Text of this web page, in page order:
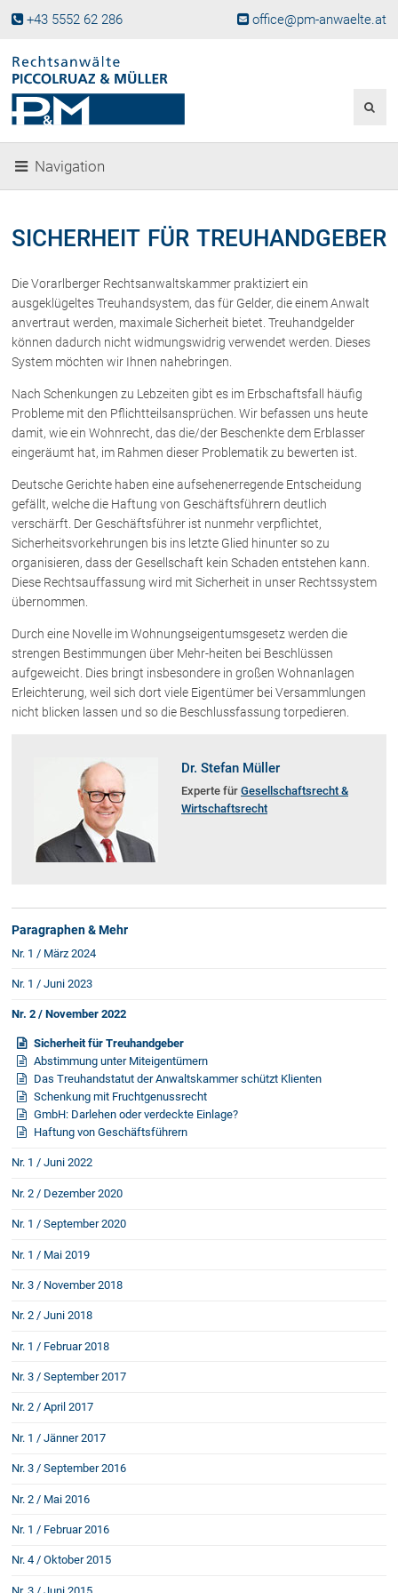
+43 5552 62 286 office@pm-anwaelte.at
Fachgebiete
Gesellschaftsgründung &
Beteiligungen
Gewerberecht, Betriebsanlagenrecht
Immobilienrecht, Bauträgerrecht
Erbrecht
Familienrecht und Scheidungen
Prozessführung und
Schiedsgerichtsbarkeit
Über uns
Kanzleiteam
Netzwerk
Download
Die Österreichischen Rechtsanwälte
Dr. Stefan Müller
Dr. Petra Piccolruaz
Mag. Patrick Piccolruaz
Dr. Roland Piccolruaz †
Rechtsnews
Paragraphen & Mehr
Medien
Vorarlberg Online
NOVUM
Fachliteratur
FAQ
Unternehmensnachfolge in der
Familie
Wichtige Vertragsklauseln bei Kauf-
Schenkung von Immobilien
Checklisten: Haus-, Wohnungs- und
Checkliste: Immobilienertragssteuer
Checkliste: Mietvertrag
Checkliste: GmbH-Gründung
Person
Kontakt
Navigation
SICHERHEIT FÜR TREUHANDGEBER
Die Vorarlberger Rechtsanwaltskammer praktiziert ein
ausgeklügeltes Treuhandsystem, das für Gelder, die einem Anwalt
anvertraut werden, maximale Sicherheit bietet. Treuhandgelder
können dadurch nicht widmungswidrig verwendet werden. Dieses
System möchten wir Ihnen nahebringen.
Nach Schenkungen zu Lebzeiten gibt es im Erbschaftsfall häufig
Probleme mit den Pflichtteilsansprüchen. Wir befassen uns heute
damit, wie ein Wohnrecht, das die/der Beschenkte dem Erblasser
eingeräumt hat, im Rahmen dieser Problematik zu bewerten ist.
Deutsche Gerichte haben eine aufsehenerregende Entscheidung
gefällt, welche die Haftung von Geschäftsführern deutlich
verschärft. Der Geschäftsführer ist nunmehr verpflichtet,
Sicherheitsvorkehrungen bis ins letzte Glied hinunter so zu
organisieren, dass der Gesellschaft kein Schaden entstehen kann.
Diese Rechtsauffassung wird mit Sicherheit in unser Rechtssystem
übernommen.
Durch eine Novelle im Wohnungseigentumsgesetz werden die
strengen Bestimmungen über Mehr-heiten bei Beschlüssen
aufgeweicht. Dies bringt insbesondere in großen Wohnanlagen
Erleichterung, weil sich dort viele Eigentümer bei Versammlungen
nicht blicken lassen und so die Beschlussfassung torpedieren.
Dr. Stefan Müller
Experte für Gesellschaftsrecht &
Wirtschaftsrecht
Paragraphen & Mehr
Nr. 1 / März 2024
Nr. 1 / Juni 2023
Nr. 2 / November 2022
Sicherheit für Treuhandgeber
Abstimmung unter Miteigentümern
Das Treuhandstatut der Anwaltskammer schützt Klienten
Schenkung mit Fruchtgenussrecht
GmbH: Darlehen oder verdeckte Einlage?
Haftung von Geschäftsführern
Nr. 1 / Juni 2022
Nr. 2 / Dezember 2020
Nr. 1 / September 2020
Nr. 1 / Mai 2019
Nr. 3 / November 2018
Nr. 2 / Juni 2018
Nr. 1 / Februar 2018
Nr. 3 / September 2017
Nr. 2 / April 2017
Nr. 1 / Jänner 2017
Nr. 3 / September 2016
Nr. 2 / Mai 2016
Nr. 1 / Februar 2016
Nr. 4 / Oktober 2015